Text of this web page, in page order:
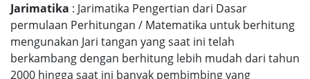
Jarimatika : Jarimatika Pengertian dari Dasar
permulaan Perhitungan / Matematika untuk berhitung
mengunakan Jari tangan yang saat ini telah
berkambang dengan berhitung lebih mudah dari tahun
2000 hingga saat ini banyak pembimbing yang